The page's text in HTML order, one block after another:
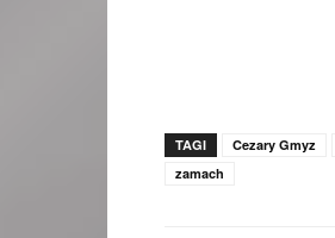
TAGI Cezary Gmyz
zamach